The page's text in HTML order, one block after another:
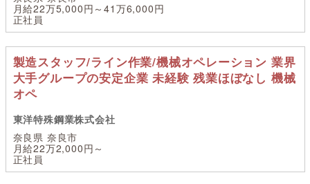
月給22万5,000円～41万6,000円
正社員
製造スタッフ/ライン作業/機械オペレーション 業界
大手グループの安定企業 未経験 残業ほぼなし 機械
オペ
東洋特殊鋼業株式会社
奈良県 奈良市
月給22万2,000円～
正社員